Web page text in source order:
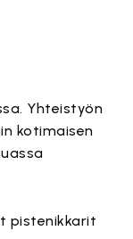
Yhteistyön
kotimaisen
pistenikkarit